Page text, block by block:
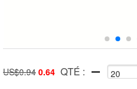
US$0.94 0.64 QTÉ :